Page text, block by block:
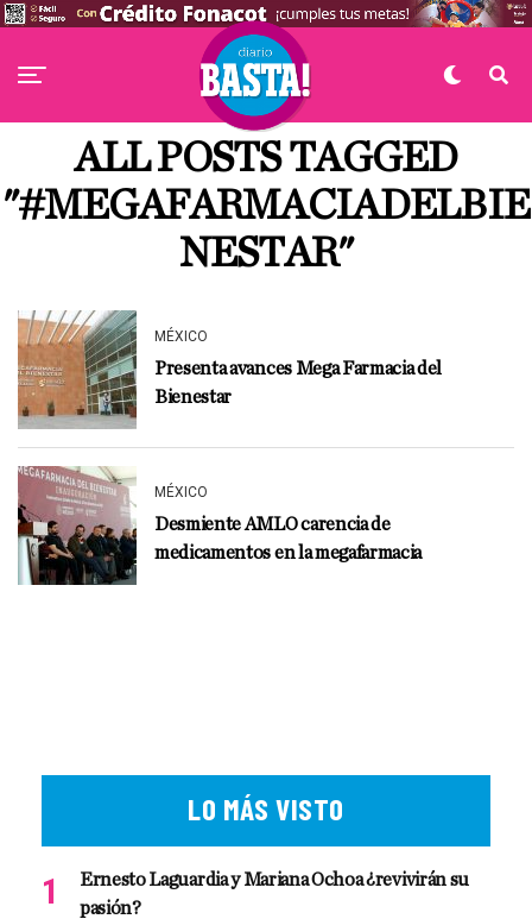
ALL POSTS TAGGED
"#MEGAFARMACIADELBIE
NESTAR"
MÉXICO
Presenta avances Mega Farmacia del
Bienestar
MÉXICO
Desmiente AMLO carencia de
medicamentos en la megafarmacia
LO MÁS VISTO
Ernesto Laguardia y Mariana Ochoa ¿revivirán su
pasión?